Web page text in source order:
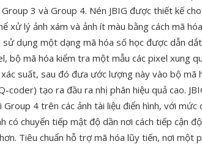
3 và Group 4. Nén JBIG được thiết kế
xử lý ảnh xám và ảnh ít màu bằng cách mã
dụng một dạng mã hóa số học được dẫn
bộ mã hóa kiểm tra một mẫu các pixel xung
suất, sau đó đưa ước lượng này vào bộ mã
coder) tạo ra đầu ra nhị phân hiệu quả cao.
4 trên các ảnh tài liệu điển hình, với mức
có chuyển tiếp mật độ dần nơi cách tiếp cận
Tiêu chuẩn hỗ trợ mã hóa lũy tiến, nơi một